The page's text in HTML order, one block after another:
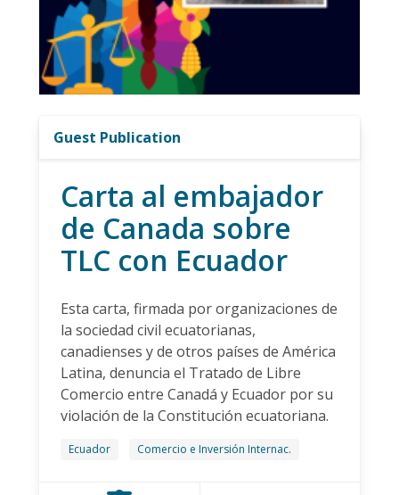
Guest Publication
Carta al embajador
de Canada sobre
TLC con Ecuador
Esta carta, firmada por organizaciones de
la sociedad civil ecuatorianas,
canadienses y de otros países de América
Latina, denuncia el Tratado de Libre
Comercio entre Canadá y Ecuador por su
violación de la Constitución ecuatoriana.
Ecuador Comercio e Inversión Internac.